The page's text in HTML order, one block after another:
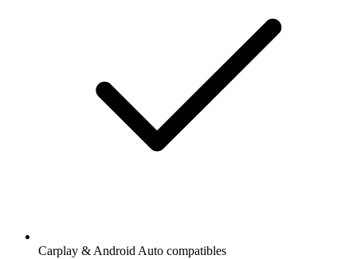
Carplay & Android Auto compatibles